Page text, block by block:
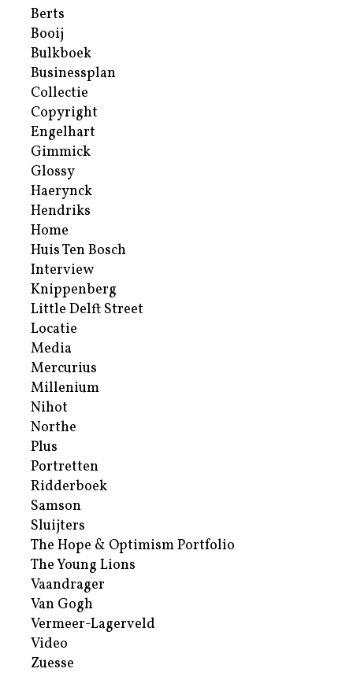
Berts
Booij
Bulkboek
Businessplan
Collectie
Copyright
Engelhart
Gimmick
Glossy
Haerynck
Hendriks
Home
Huis Ten Bosch
Interview
Knippenberg
Little Delft Street
Locatie
Media
Mercurius
Millenium
Nihot
Northe
Plus
Portretten
Ridderboek
Samson
Sluijters
The Hope & Optimism Portfolio
The Young Lions
Vaandrager
Van Gogh
Vermeer-Lagerveld
Video
Zuesse